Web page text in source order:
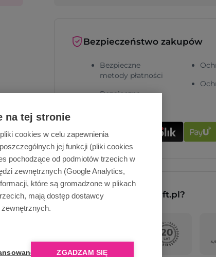
na tej stronie
cookies w celu zapewnienia
poszczególnych jej funkcji (pliki cookies
pochodzące od podmiotów trzecich w
zewnętrznych (Google Analytics,
które są gromadzone w plikach
mają dostęp dostawcy
ZGADZAM SIĘ
Bezpieczeństwo zakupów
Bezpieczne
metody płatności
Bezpieczna
Dlaczego OpenGift.pl?